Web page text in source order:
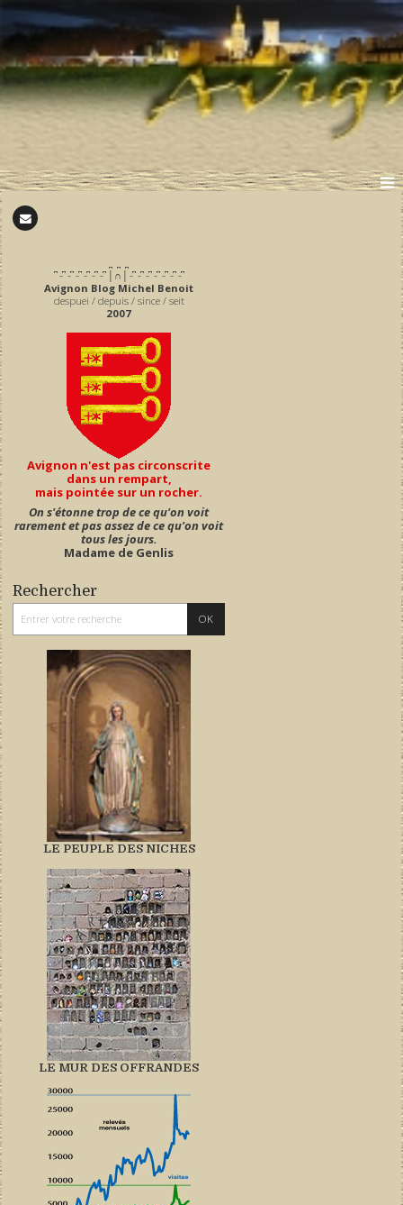
͆ ̵ ͆ ̵ ͆ ̵ ͆ ̵ ͆ ̵ ͆ ̵ ͆ │∩│ ̵ ͆ ̵ ͆ ̵ ͆ ̵ ͆ ̵ ͆ ̵ ͆ ̵ ͆
Avignon Blog Michel Benoit
despuei / depuis / since / seit
2007
Avignon n'est pas circonscrite
dans un rempart,
mais pointée sur un rocher.
On s'étonne trop de ce qu'on voit
rarement et pas assez de ce qu'on voit
tous les jours.
Madame de Genlis
Rechercher
LE PEUPLE DES NICHES
LE MUR DES OFFRANDES